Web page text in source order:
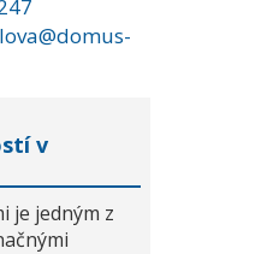
v
je jedným z